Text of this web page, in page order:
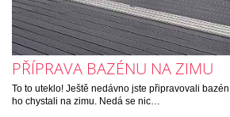
PŘÍPRAVA BAZÉNU NA ZIMU
To to uteklo! Ještě nedávno jste připravovali
ho chystali na zimu. Nedá se nic…